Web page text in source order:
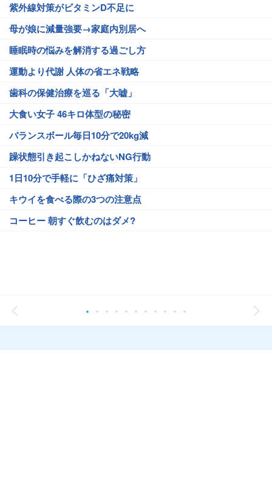
紫外線対策がビタミンD不足に
母が娘に減量強要→家庭内別居へ
睡眠時の悩みを解消する過ごし方
運動より代謝 人体の省エネ戦略
歯科の保健治療を巡る「大嘘」
大食い女子 46キロ体型の秘密
バランスボール毎日10分で20kg減
躁状態引き起こしかねないNG行動
1日10分で手軽に「ひざ痛対策」
キウイを食べる際の3つの注意点
コーヒー 朝すぐ飲むのはダメ?